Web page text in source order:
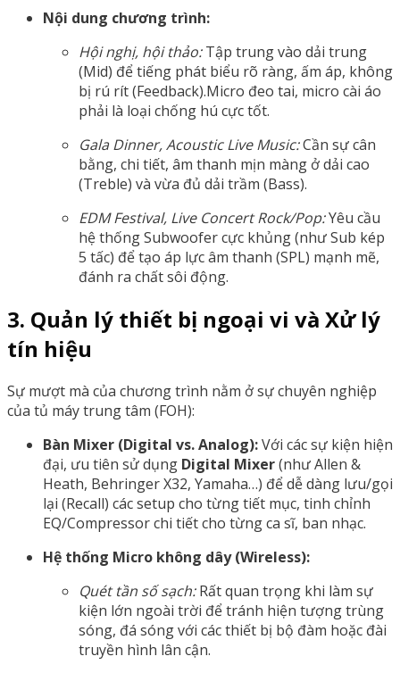
Nội dung chương trình:
Hội nghị, hội thảo:Tập trung vào dải trung
(Mid) để tiếng phát biểu rõ ràng, ấm áp, không
bị rú rít (Feedback).Micro đeo tai, micro cài áo
phải là loại chống hú cực tốt.
Gala Dinner, Acoustic Live Music:Cần sự cân
bằng, chi tiết, âm thanh mịn màng ở dải cao
(Treble) và vừa đủ dải trầm (Bass).
EDM Festival, Live Concert Rock/Pop:Yêu cầu
hệ thống Subwoofer cực khủng (như Sub kép
5 tấc) để tạo áp lực âm thanh (SPL) mạnh mẽ,
đánh ra chất sôi động.
3. Quản lý thiết bị ngoại vi và Xử lý
tín hiệu
Sự mượt mà của chương trình nằm ở sự chuyên nghiệp
của tủ máy trung tâm (FOH):
Bàn Mixer (Digital vs. Analog):Với các sự kiện hiện
đại, ưu tiên sử dụng Digital Mixer(như Allen &
Heath, Behringer X32, Yamaha…) để dễ dàng lưu/gọi
lại (Recall) các setup cho từng tiết mục, tinh chỉnh
EQ/Compressor chi tiết cho từng ca sĩ, ban nhạc.
Hệ thống Micro không dây (Wireless):
Quét tần số sạch:Rất quan trọng khi làm sự
kiện lớn ngoài trời để tránh hiện tượng trùng
sóng, đá sóng với các thiết bị bộ đàm hoặc đài
truyền hình lân cận.